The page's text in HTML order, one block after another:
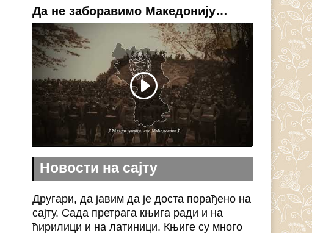
Да не заборавимо Македонију…
Новости на сајту
Другари, да јавим да је доста порађено на
сајту. Сада претрага књига ради и на
ћирилици и на латиници. Књиге су много